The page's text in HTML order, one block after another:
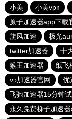
小美
小美vpn
原子加速器app下载
旋风加速
极光
twitter加速器
十
猴王加速器
纸飞
vp加速器官网
优
飞驰加速器15分钟试
永久免费梯子加速